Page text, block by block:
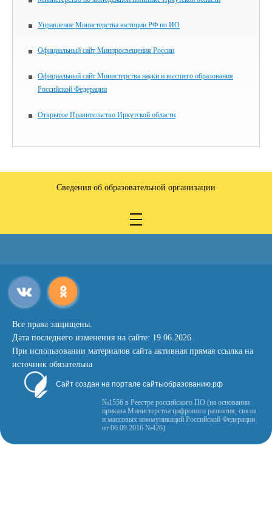
Управление Министерства юстиции РФ по ИО
Официальный сайт Минпросвещения России
Официальный сайт Министерства науки и высшего образования
Российской Федерации
Открытое Правительство Иркутской области
Сведения об образовательной организации
Все права защищены.
Дата последнего изменения на сайте: 19.06.2026
При использовании материалов сайта активная прямая ссылка на
источник обязательна
Сайт создан на портале сайтыобразованию.рф
№1556 в Реестре российского ПО (на основании
приказа Министерства цифрового развития, связи
и массовых коммуникаций Российской Федерации
от 06.09.2016 №426)